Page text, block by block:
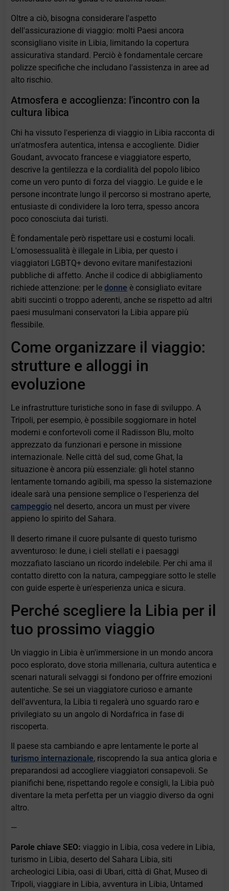
Oltre a ciò, bisogna considerare l'aspetto
dell'assicurazione di viaggio: molti Paesi ancora
sconsigliano visite in Libia, limitando la copertura
assicurativa standard. Perciò è fondamentale cercare
polizze specifiche che includano l'assistenza in aree ad
alto rischio.
Atmosfera e accoglienza: l'incontro con la
cultura libica
Chi ha vissuto l'esperienza di viaggio in Libia racconta di
un'atmosfera autentica, intensa e accogliente. Didier
Goudant, avvocato francese e viaggiatore esperto,
descrive la gentilezza e la cordialità del popolo libico
come un vero punto di forza del viaggio. Le guide e le
persone incontrate lungo il percorso si mostrano aperte,
entusiaste di condividere la loro terra, spesso ancora
poco conosciuta dai turisti.
È fondamentale però rispettare usi e costumi locali.
L'omosessualità è illegale in Libia, per questo i
viaggiatori LGBTQ+ devono evitare manifestazioni
pubbliche di affetto. Anche il codice di abbigliamento
richiede attenzione: per ledonne è consigliato evitare
abiti succinti o troppo aderenti, anche se rispetto ad altri
paesi musulmani conservatori la Libia appare più
flessibile.
Come organizzare il viaggio:
strutture e alloggi in
evoluzione
Le infrastrutture turistiche sono in fase di sviluppo. A
Tripoli, per esempio, è possibile soggiornare in hotel
moderni e confortevoli come il Radisson Blu, molto
apprezzato da funzionari e persone in missione
internazionale. Nelle città del sud, come Ghat, la
situazione è ancora più essenziale: gli hotel stanno
lentamente tornando agibili, ma spesso la sistemazione
ideale sarà una pensione semplice o l'esperienza del
campeggio nel deserto, ancora un must per vivere
appieno lo spirito del Sahara.
Il deserto rimane il cuore pulsante di questo turismo
avventuroso: le dune, i cieli stellati e i paesaggi
mozzafiato lasciano un ricordo indelebile. Per chi ama il
contatto diretto con la natura, campeggiare sotto le stelle
con guide esperte è un'esperienza unica e sicura.
Perché scegliere la Libia per il
tuo prossimo viaggio
Un viaggio in Libia è un'immersione in un mondo ancora
poco esplorato, dove storia millenaria, cultura autentica e
scenari naturali selvaggi si fondono per offrire emozioni
autentiche. Se sei un viaggiatore curioso e amante
dell'avventura, la Libia ti regalerà uno sguardo raro e
privilegiato su un angolo di Nordafrica in fase di
riscoperta.
Il paese sta cambiando e apre lentamente le porte al
turismo internazionale, riscoprendo la sua antica gloria e
preparandosi ad accogliere viaggiatori consapevoli. Se
pianifichi bene, rispettando regole e consigli, la Libia può
diventare la meta perfetta per un viaggio diverso da ogni
altro.
—
Parole chiave SEO: viaggio in Libia, cosa vedere in Libia,
turismo in Libia, deserto del Sahara Libia, siti
archeologici Libia, oasi di Ubari, città di Ghat, Museo di
Tripoli, viaggiare in Libia, avventura in Libia, Untamed